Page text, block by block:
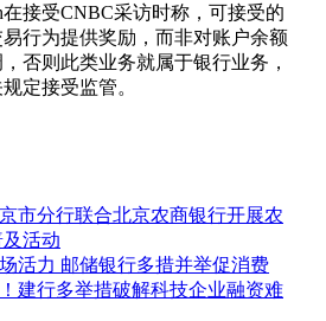
接受CNBC采访时称，可接受的
行为提供奖励，而非对账户余额
否则此类业务就属于银行业务，
定接受监管。
市分行联合北京农商银行开展农
活动
活力 邮储银行多措并举促消费
建行多举措破解科技企业融资难